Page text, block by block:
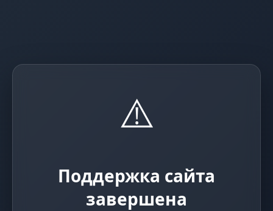
⚠️
Поддержка сайта
завершена